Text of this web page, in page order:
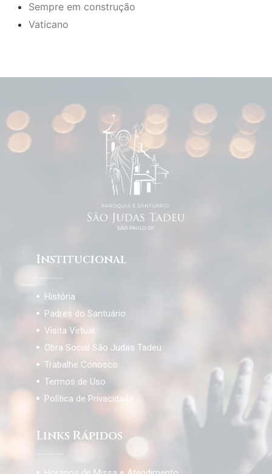
Sempre em construção
Vaticano
Institucional
História
Padres do Santuário
Visita Virtual
Obra Social São Judas Tadeu
Trabalhe Conosco
Termos de Uso
Política de Privacidade
Links Rápidos